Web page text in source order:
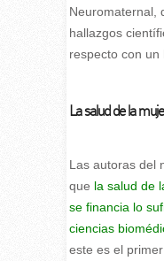
Neuromaternal,
hallazgos
respecto con un
La salud de la
Las autoras del
que la salud de
se financia lo
ciencias
este es el